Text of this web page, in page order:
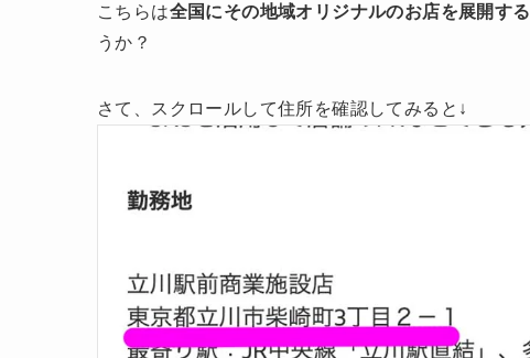
こちらは全国にその地域オリジナルのお店を展開する
うか？
さて、スクロールして住所を確認してみると↓